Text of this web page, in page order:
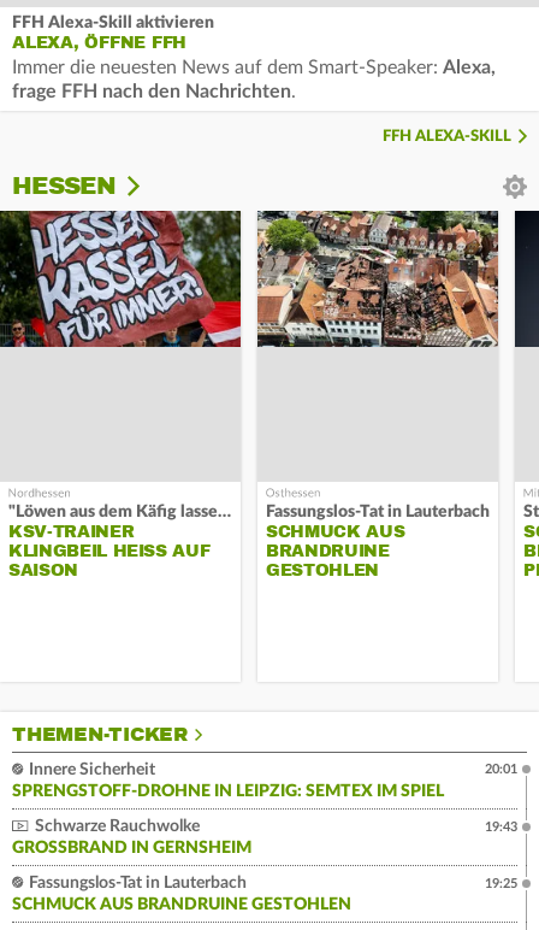
FFH Alexa-Skill aktivieren
ALEXA, ÖFFNE FFH
Immer die neuesten News auf dem Smart-Speaker: Alexa,
frage FFH nach den Nachrichten.
FFH ALEXA-SKILL
HESSEN
"Löwen aus dem Käfig lassen"
KSV-TRAINER
KLINGBEIL HEISS AUF S
AISON
Fassungslos-Tat in Lauterbach
SCHMUCK AUS
BRANDRUINE
GESTOHLEN
THEMEN-TICKER
Innere Sicherheit
SPRENGSTOFF-DROHNE IN LEIPZIG: SEMTEX IM SPIEL
20:01
Schwarze Rauchwolke
GROSSBRAND IN GERNSHEIM
19:43
Fassungslos-Tat in Lauterbach
SCHMUCK AUS BRANDRUINE GESTOHLEN
19:25